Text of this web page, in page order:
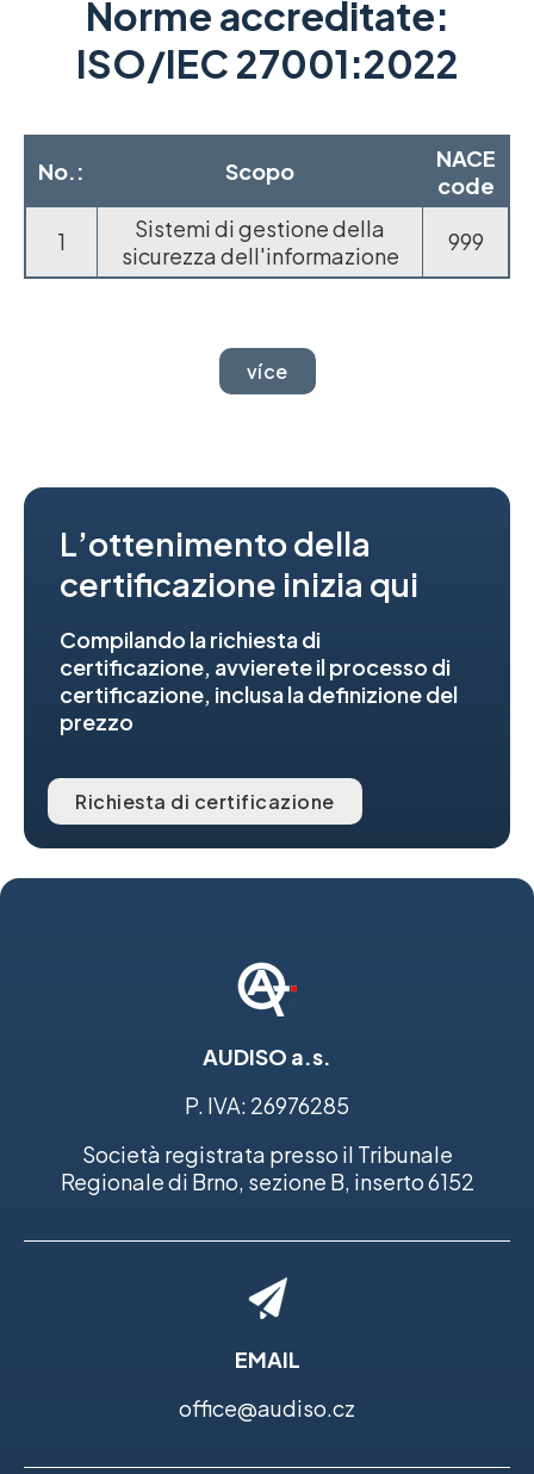
Norme accreditate:
ISO/IEC 27001:2022
No.: Scopo
NACE
code
1
Sistemi di gestione della
sicurezza dell'informazione
999
více
L’ottenimento della
certificazione inizia qui
Compilando la richiesta di
certificazione, avvierete il processo di
certificazione, inclusa la definizione del
prezzo
Richiesta di certificazione
AUDISO a.s.
P. IVA: 26976285
Società registrata presso il Tribunale
Regionale di Brno, sezione B, inserto 6152
EMAIL
office@audiso.cz